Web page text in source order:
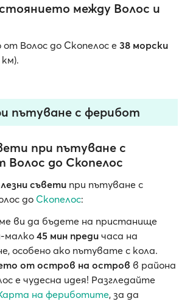
между Волос и
Волос до Скопелос е 38 морски
км).
пътуване с ферибот
при пътуване с
до Скопелос
съвети при пътуване с
до Скопелос:
ви да бъдете на пристанище
малко45 мин преди часа на
особено ако пътувате с кола.
от остров на остров в района
е чудесна идея! Разгледайте
на фериботите, за да